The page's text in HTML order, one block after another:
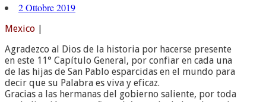
2 Ottobre 2019
Mexico |
Agradezco al Dios de la historia por hacerse presente
en este 11° Capítulo General, por confiar en cada una
de las hijas de San Pablo esparcidas en el mundo para
decir que su Palabra es viva y eficaz.
Gracias a las hermanas del gobierno saliente, por toda